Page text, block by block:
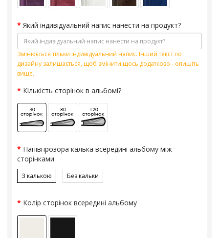
Який індивідуальний напис нанести на продукт?
Змінюється тільки індивідуальний напис. Інший текст по
дизайну залишається, щоб змінити щось додатково - опишіть
вище.
Кількість сторінок в альбомі?
Напівпрозора калька всередині альбому між
сторінками
З калькою Без кальки
Колір сторінок всередині альбому